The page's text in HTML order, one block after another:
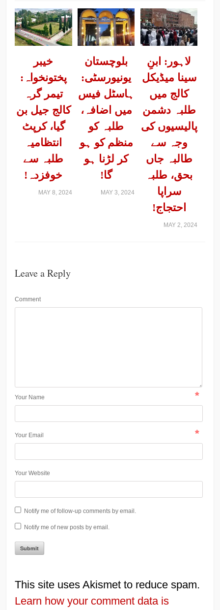
خیبر
پختونخواہ:
تیمر گرہ
کالج جیل بن
گیا، کرپٹ
انتظامیہ
طلبہ سے
خوفزدہ!
MAY 8, 2024
بلوچستان
یونیورسٹی:
ہاسٹل فیس
میں اضافہ،
طلبہ کو
منظم کو ہو
کر لڑنا ہو
گا!
MAY 3, 2024
لاہور: ابنِ
سینا میڈیکل
کالج میں
طلبہ دشمن
پالیسیوں کی
وجہ سے
طالبہ جاں
بحق، طلبہ
سراپا
احتجاج!
MAY 2, 2024
Leave a Reply
Comment
Your Name *
Your Email *
Your Website
Notify me of follow-up comments by email.
Notify me of new posts by email.
This site uses Akismet to reduce spam.
Learn how your comment data is